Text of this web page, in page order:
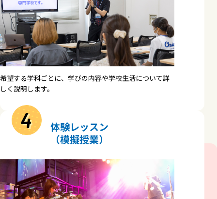
希望する学科ごとに、学びの内容や学校生活について詳
しく説明します。
4
体験レッスン
（模擬授業）